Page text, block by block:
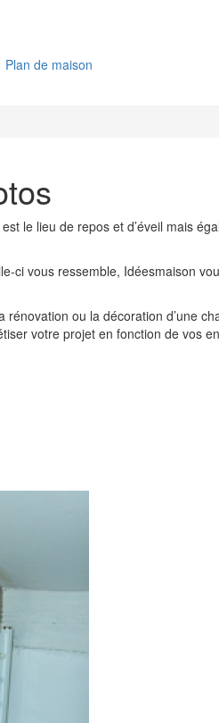
Plan de maison
le lieu de repos et d’éveil mais
ci vous ressemble, Idéesmaison
ou la décoration d’une
votre projet en fonction de vos